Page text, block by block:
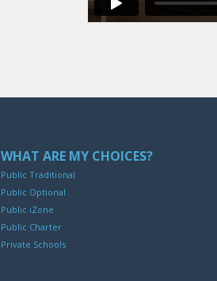
WHAT ARE MY CHOICES?
Public Traditional
Public Optional
Public iZone
Public Charter
Private Schools